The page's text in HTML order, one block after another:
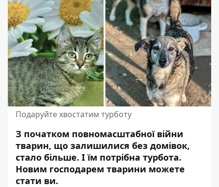
Подаруйте хвостатим турботу
З початком повномасштабної війни
тварин, що залишилися без домівок,
стало більше. І їм потрібна турбота.
Новим господарем тварини можете
стати ви.